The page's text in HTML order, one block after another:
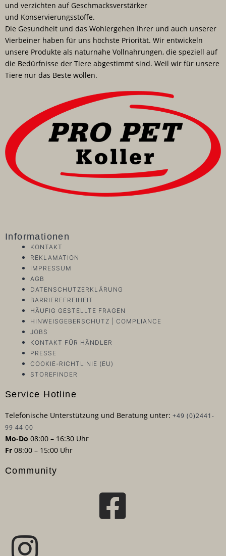
und verzichten auf Geschmacksverstärker
und Konservierungsstoffe.
Die Gesundheit und das Wohlergehen Ihrer und auch unserer
Vierbeiner haben für uns höchste Priorität. Wir entwickeln
unsere Produkte als naturnahe Vollnahrungen, die speziell auf
die Bedürfnisse der Tiere abgestimmt sind. Weil wir für unsere
Tiere nur das Beste wollen.
Informationen
KONTAKT
REKLAMATION
IMPRESSUM
AGB
DATENSCHUTZERKLÄRUNG
BARRIEREFREIHEIT
HÄUFIG GESTELLTE FRAGEN
HINWEISGEBERSCHUTZ | COMPLIANCE
JOBS
KONTAKT FÜR HÄNDLER
PRESSE
COOKIE-RICHTLINIE (EU)
STOREFINDER
Service Hotline
Telefonische Unterstützung und Beratung unter: +49 (0)2441-
99 44 00
Mo-Do 08:00 – 16:30 Uhr
Fr 08:00 – 15:00 Uhr
Community